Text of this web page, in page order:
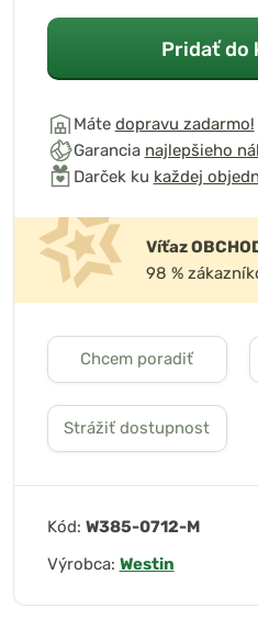
Pridať do
Máte dopravu zadarmo!
Garancia najlepšieho
Darček ku každej
Víťaz
98 %
Chcem poradiť
Strážiť dostupnost
Kód: W385-0712-M
Výrobca: Westin